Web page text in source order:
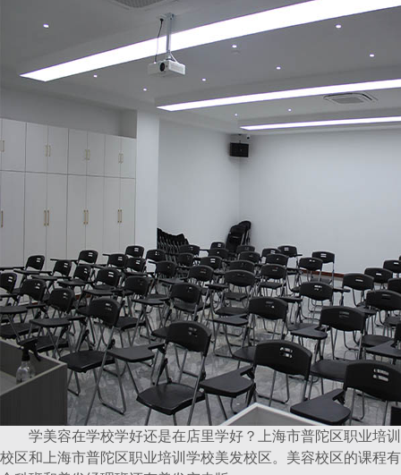
学美容在学校学好还是在店里学好？上海市普陀区职业培
校区和上海市普陀区职业培训学校美发校区。美容校区的课程